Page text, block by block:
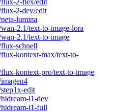
flux-2-dev/edit
lumina
2.1/text-to-image-lora
2.1/text-to-image
schnell
flux-kontext-max/text-to-
flux-kontext-pro/text-to-image
edit
i1-dev
i1-full